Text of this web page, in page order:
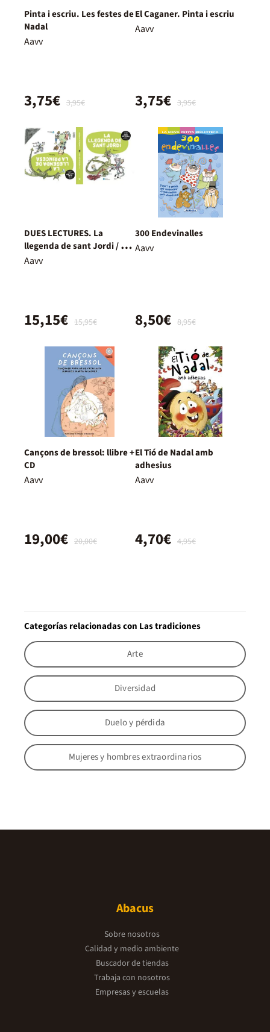
Pinta i escriu. Les festes de
Nadal
Aavv
3,95€
3,75€
El Caganer. Pinta i escriu
Aavv
3,95€
3,75€
DUES LECTURES. La
llegenda de sant Jordi / La
llegenda de la princesa
Aavv
15,95€
15,15€
300 Endevinalles
Aavv
8,95€
8,50€
Cançons de bressol: llibre +
CD
Aavv
20,00€
19,00€
El Tió de Nadal amb
adhesius
Aavv
4,95€
4,70€
Categorías relacionadas con Las tradiciones
Arte
Diversidad
Duelo y pérdida
Mujeres y hombres extraordinarios
Abacus
Sobre nosotros
Calidad y medio ambiente
Buscador de tiendas
Trabaja con nosotros
Empresas y escuelas